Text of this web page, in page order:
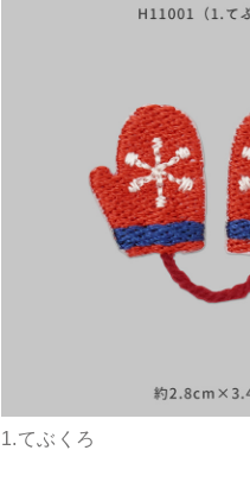
1.てぶくろ